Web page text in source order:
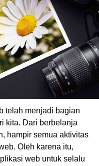
telah menjadi bagian
kita. Dari berbelanja
hampir semua aktivitas
Oleh karena itu,
web untuk selalu